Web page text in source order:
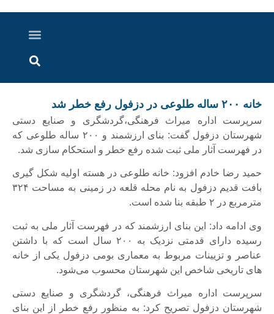
خانه ۲۰۰ ساله طلوعی در دزفول رفع خطر شد
سرپرست اداره میراث فرهنگی،گردشگری و صنایع دستی
شهرستان دزفول گفت: بنای ارزشمند و ۲۰۰ ساله طلوعی که
در فهرست آثار ملی ثبت شده رفع خطر و استحکام سازی شد.
حمید رضا خادم افزود: ️خانه طلوعی در هسته اولیه شکل گیری
بافت قدیم دزفول به نام محله قلعه در زمینی به مساحت ۳۲۴
مترمربع در ۲ طبقه بنا شده است.
وی ادامه داد: این بنای ارزشمند که در فهرست آثار ملی به ثبت
رسیده دارای قدمتی نزدیک به ۲۰۰ سال است که با داشتن
عناصر و تزیینات مربوط به معماری بومی دزفول یکی از خانه
های تاریخی شاخص این شهرستان محسوب می‌شود.
سرپرست اداره میراث فرهنگی، گردشگری و صنایع دستی
شهرستان دزفول تصریح کرد: به منظور رفع خطر از این بنای